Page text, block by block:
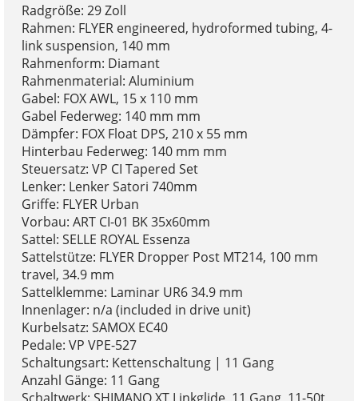
Radgröße: 29 Zoll
Rahmen: FLYER engineered, hydroformed tubing, 4-
link suspension, 140 mm
Rahmenform: Diamant
Rahmenmaterial: Aluminium
Gabel: FOX AWL, 15 x 110 mm
Gabel Federweg: 140 mm mm
Dämpfer: FOX Float DPS, 210 x 55 mm
Hinterbau Federweg: 140 mm mm
Steuersatz: VP CI Tapered Set
Lenker: Lenker Satori 740mm
Griffe: FLYER Urban
Vorbau: ART CI-01 BK 35x60mm
Sattel: SELLE ROYAL Essenza
Sattelstütze: FLYER Dropper Post MT214, 100 mm
travel, 34.9 mm
Sattelklemme: Laminar UR6 34.9 mm
Innenlager: n/a (included in drive unit)
Kurbelsatz: SAMOX EC40
Pedale: VP VPE-527
Schaltungsart: Kettenschaltung | 11 Gang
Anzahl Gänge: 11 Gang